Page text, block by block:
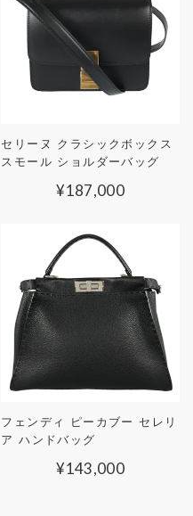
セリーヌ クラシックボックス
スモール ショルダーバッグ
¥187,000
フェンディ ピーカブー セレリ
ア ハンドバッグ
¥143,000